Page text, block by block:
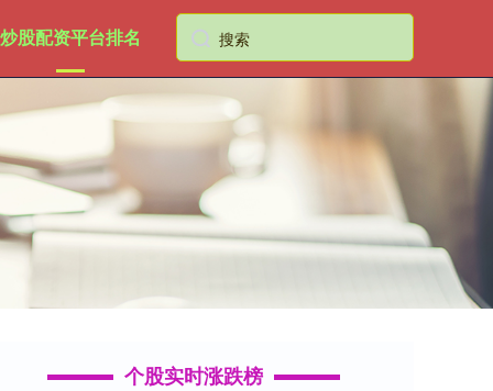
炒股配资平台排名
个股实时涨跌榜